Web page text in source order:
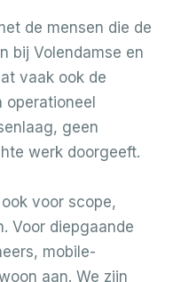
de mensen die de
bij Volendamse en
vaak ook de
geen
werk doorgeeft.
voor scope,
Voor diepgaande
mobile-
aan. We zijn